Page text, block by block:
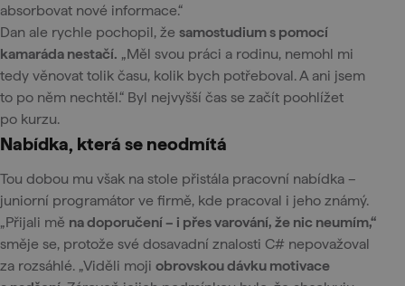
absorbovat nové informace.“
Dan ale rychle pochopil, že samostudium s pomocí
kamaráda nestačí. „Měl svou práci a rodinu, nemohl mi
tedy věnovat tolik času, kolik bych potřeboval. A ani jsem
to po něm nechtěl.“ Byl nejvyšší čas se začít poohlížet
po kurzu.
Nabídka, která se neodmítá
Tou dobou mu však na stole přistála pracovní nabídka –
juniorní programátor ve firmě, kde pracoval i jeho známý.
„Přijali mě na doporučení – i přes varování, že nic neumím,“
směje se, protože své dosavadní znalosti C# nepovažoval
za rozsáhlé. „Viděli moji obrovskou dávku motivace